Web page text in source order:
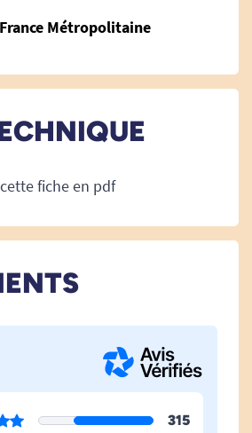
Métropolitaine
fiche en pdf
315